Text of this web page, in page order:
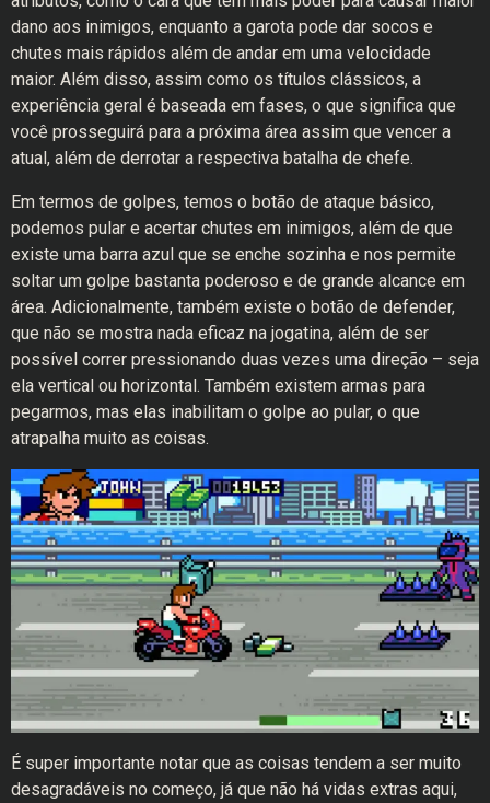
dano aos inimigos, enquanto a garota pode dar socos e
chutes mais rápidos além de andar em uma velocidade
maior. Além disso, assim como os títulos clássicos, a
experiência geral é baseada em fases, o que significa que
você prosseguirá para a próxima área assim que vencer a
atual, além de derrotar a respectiva batalha de chefe.
Em termos de golpes, temos o botão de ataque básico,
podemos pular e acertar chutes em inimigos, além de que
existe uma barra azul que se enche sozinha e nos permite
soltar um golpe bastanta poderoso e de grande alcance em
área. Adicionalmente, também existe o botão de defender,
que não se mostra nada eficaz na jogatina, além de ser
possível correr pressionando duas vezes uma direção – seja
ela vertical ou horizontal. Também existem armas para
pegarmos, mas elas inabilitam o golpe ao pular, o que
atrapalha muito as coisas.
É super importante notar que as coisas tendem a ser muito
desagradáveis ​​no começo, já que não há vidas extras aqui,